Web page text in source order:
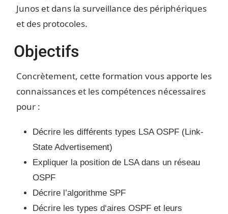
Junos et dans la surveillance des périphériques
et des protocoles.
Objectifs
Concrètement, cette formation vous apporte les
connaissances et les compétences nécessaires
pour :
Décrire les différents types LSA OSPF (Link-
State Advertisement)
Expliquer la position de LSA dans un réseau
OSPF
Décrire l’algorithme SPF
Décrire les types d‘aires OSPF et leurs